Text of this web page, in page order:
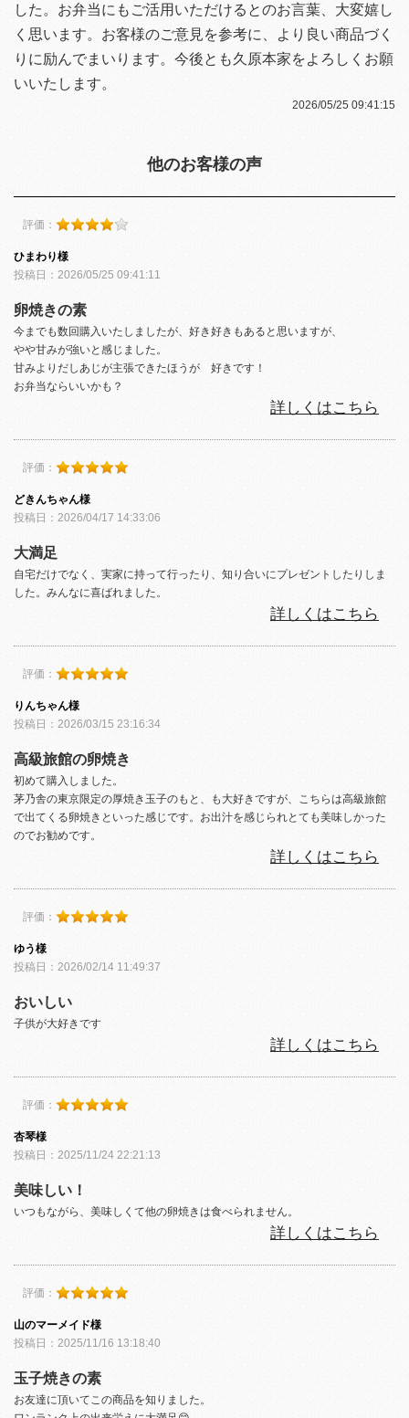
した。お弁当にもご活用いただけるとのお言葉、大変嬉し
く思います。お客様のご意見を参考に、より良い商品づく
りに励んでまいります。今後とも久原本家をよろしくお願
いいたします。
2026/05/25 09:41:15
他のお客様の声
評価：
ひまわり様
投稿日：2026/05/25 09:41:11
卵焼きの素
今までも数回購入いたしましたが、好き好きもあると思いますが、
やや甘みが強いと感じました。
甘みよりだしあじが主張できたほうが 好きです！
お弁当ならいいかも？
詳しくはこちら
評価：
どきんちゃん様
投稿日：2026/04/17 14:33:06
大満足
自宅だけでなく、実家に持って行ったり、知り合いにプレゼントしたりしま
した。みんなに喜ばれました。
詳しくはこちら
評価：
りんちゃん様
投稿日：2026/03/15 23:16:34
高級旅館の卵焼き
初めて購入しました。
茅乃舎の東京限定の厚焼き玉子のもと、も大好きですが、こちらは高級旅館
で出てくる卵焼きといった感じです。お出汁を感じられとても美味しかった
のでお勧めです。
詳しくはこちら
評価：
ゆう様
投稿日：2026/02/14 11:49:37
おいしい
子供が大好きです
詳しくはこちら
評価：
杏琴様
投稿日：2025/11/24 22:21:13
美味しい！
いつもながら、美味しくて他の卵焼きは食べられません。
詳しくはこちら
評価：
山のマーメイド様
投稿日：2025/11/16 13:18:40
玉子焼きの素
お友達に頂いてこの商品を知りました。